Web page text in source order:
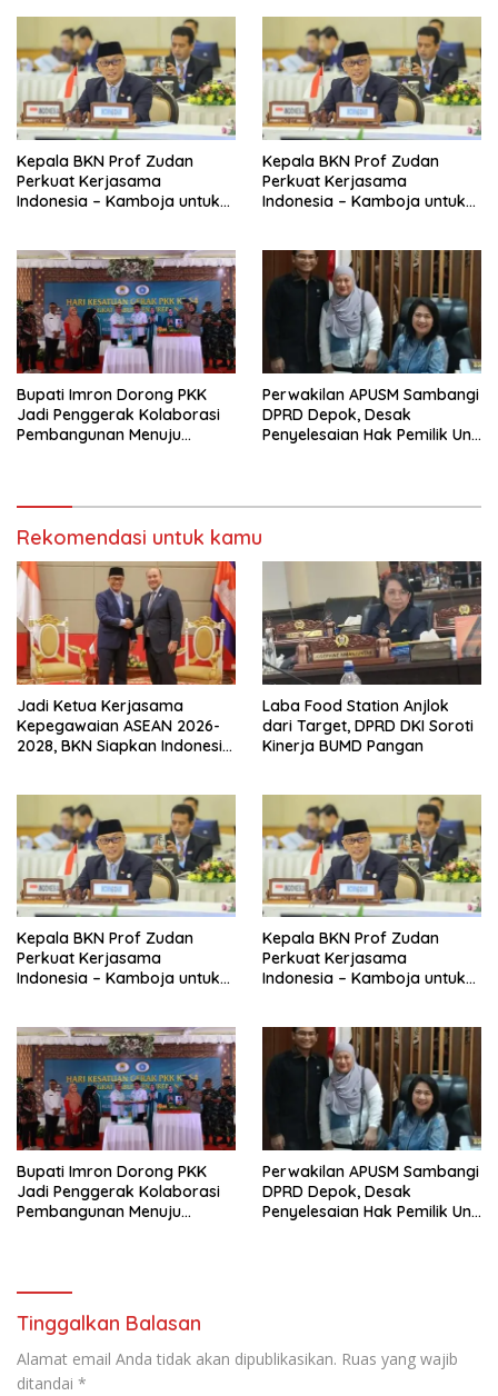
Kepala BKN Prof Zudan
Perkuat Kerjasama
Indonesia – Kamboja untuk
Kepala BKN Prof Zudan
Perkuat Kerjasama
Indonesia – Kamboja untuk
Bupati Imron Dorong PKK
Jadi Penggerak Kolaborasi
Pembangunan Menuju
Perwakilan APUSM Sambangi
DPRD Depok, Desak
Penyelesaian Hak Pemilik Unit
Rekomendasi untuk kamu
Jadi Ketua Kerjasama
Kepegawaian ASEAN 2026-
2028, BKN Siapkan Indonesia
Laba Food Station Anjlok
dari Target, DPRD DKI Soroti
Kinerja BUMD Pangan
Kepala BKN Prof Zudan
Perkuat Kerjasama
Indonesia – Kamboja untuk
Kepala BKN Prof Zudan
Perkuat Kerjasama
Indonesia – Kamboja untuk
Bupati Imron Dorong PKK
Jadi Penggerak Kolaborasi
Pembangunan Menuju
Perwakilan APUSM Sambangi
DPRD Depok, Desak
Penyelesaian Hak Pemilik Unit
Tinggalkan Balasan
Alamat email Anda tidak akan dipublikasikan. Ruas yang wajib
ditandai *